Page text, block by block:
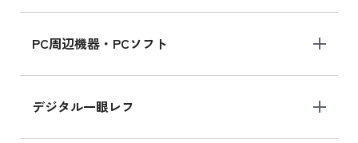
PC周辺機器・PCソフト
デジタル一眼レフ
MK2K3J/Aの新品買取価格はこちら